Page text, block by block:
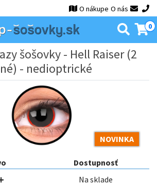
O nákupe O nás
0
šošovky - Hell Raiser (2
- nedioptrické
NOVINKA
Dostupnosť
Na sklade